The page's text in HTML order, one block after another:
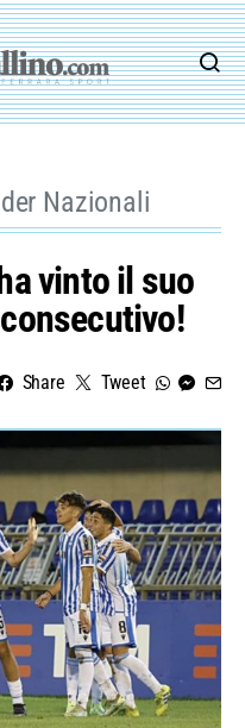
Nazionali
vinto il suo
Share Tweet